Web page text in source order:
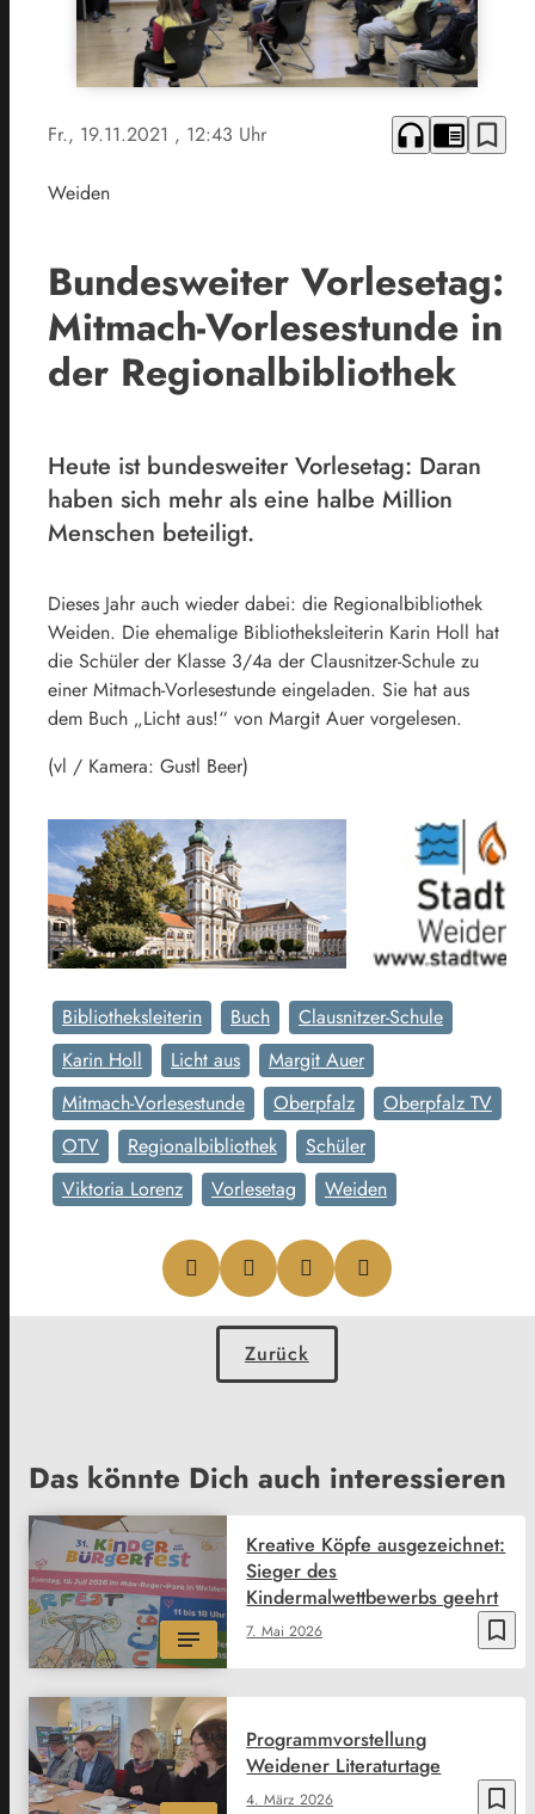
Fr., 19.11.2021 , 12:43 Uhr headphones chrome_reader_mode bookmark_border
Weiden
Bundesweiter Vorlesetag:
Mitmach-Vorlesestunde in
der Regionalbibliothek
Heute ist bundesweiter Vorlesetag: Daran
haben sich mehr als eine halbe Million
Menschen beteiligt.
Dieses Jahr auch wieder dabei: die Regionalbibliothek
Weiden. Die ehemalige Bibliotheksleiterin Karin Holl hat
die Schüler der Klasse 3/4a der Clausnitzer-Schule zu
einer Mitmach-Vorlesestunde eingeladen. Sie hat aus
dem Buch „Licht aus!“ von Margit Auer vorgelesen.
(vl / Kamera: Gustl Beer)
Bibliotheksleiterin Buch
Clausnitzer-Schule
Karin Holl
Licht aus
Margit Auer
Mitmach-Vorlesestunde
Oberpfalz
Oberpfalz TV
OTV
Regionalbibliothek
Schüler
Viktoria Lorenz
Vorlesetag Weiden
Zurück
Das könnte Dich auch interessieren
bookmark_border
7. Mai 2026
Kreative Köpfe ausgezeichnet:
Sieger des
Kindermalwettbewerbs geehrt
bookmark_border
4. März 2026
Programmvorstellung
Weidener Literaturtage